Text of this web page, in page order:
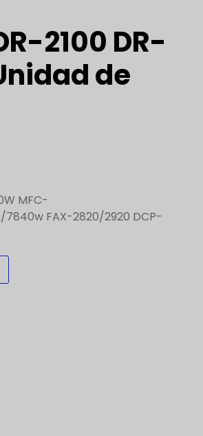
2100 DR-
de
MFC-
FAX-2820/2920 DCP-